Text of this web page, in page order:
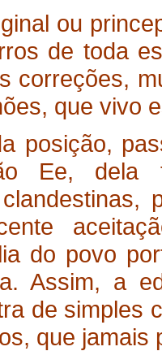
ou
de toda
correções,
que vivo
posição,
Ee, dela
do povo
Assim, a
de simples
que jamais